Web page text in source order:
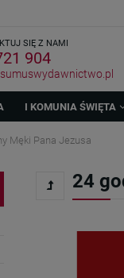
SIĘ Z NAMI
904
I KOMUNIA ŚWIĘTA
Męki Pana Jezusa
24